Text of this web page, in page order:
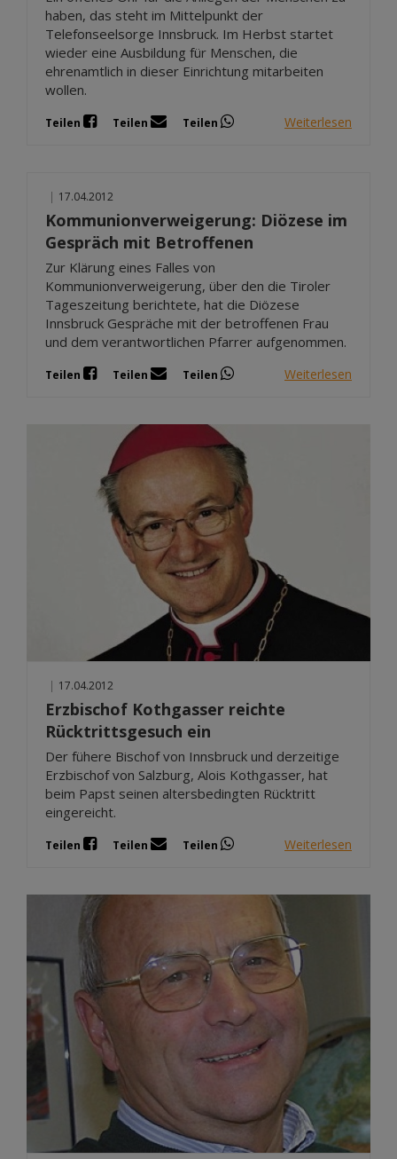
haben, das steht im Mittelpunkt der
Telefonseelsorge Innsbruck. Im Herbst startet
wieder eine Ausbildung für Menschen, die
ehrenamtlich in dieser Einrichtung mitarbeiten
wollen.
Teilen Teilen Teilen Weiterlesen
| 17.04.2012
Kommunionverweigerung: Diözese im
Gespräch mit Betroffenen
Zur Klärung eines Falles von
Kommunionverweigerung, über den die Tiroler
Tageszeitung berichtete, hat die Diözese
Innsbruck Gespräche mit der betroffenen Frau
und dem verantwortlichen Pfarrer aufgenommen.
Teilen Teilen Teilen Weiterlesen
17.04.2012
Erzbischof Kothgasser reichte
Rücktrittsgesuch ein
Der fühere Bischof von Innsbruck und derzeitige
Erzbischof von Salzburg, Alois Kothgasser, hat
beim Papst seinen altersbedingten Rücktritt
eingereicht.
Teilen Teilen Teilen Weiterlesen